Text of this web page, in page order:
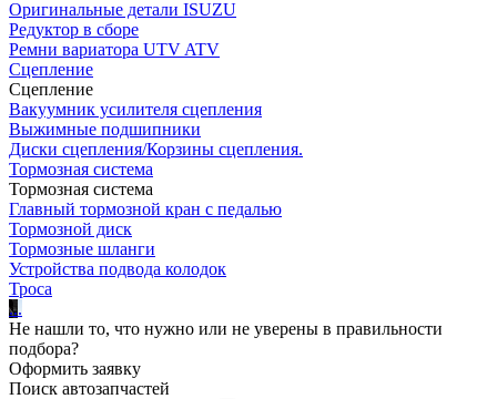
Оригинальные детали ISUZU
Редуктор в сборе
Ремни вариатора UTV ATV
Сцепление
Сцепление
Вакуумник усилителя сцепления
Выжимные подшипники
Диски сцепления/Корзины сцепления.
Тормозная система
Тормозная система
Главный тормозной кран с педалью
Тормозной диск
Тормозные шланги
Устройства подвода колодок
Троса
...
Не нашли то, что нужно или не уверены в правильности
подбора?
Оформить заявку
Поиск автозапчастей